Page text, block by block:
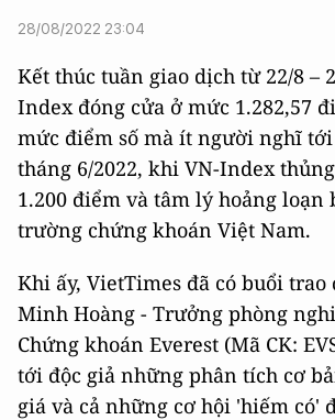
28/08/2022 23:04
Kết thúc tuần giao dịch từ 22/8 –
Index đóng cửa ở mức 1.282,57
mức điểm số mà ít người nghĩ
tháng 6/2022, khi VN-Index
1.200 điểm và tâm lý hoảng loạn
trường chứng khoán Việt Nam.
Khi ấy, VietTimes đã có buổi trao
Minh Hoàng - Trưởng phòng
Chứng khoán Everest (Mã CK:
tới độc giả những phân tích cơ
giá và cả những cơ hội 'hiếm có'